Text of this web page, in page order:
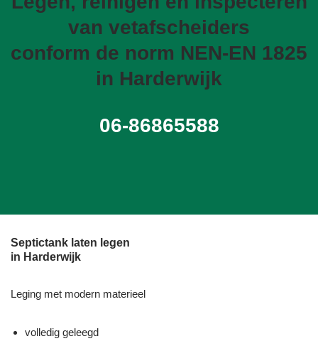
van vetafscheiders
conform de norm NEN-EN 1825
in Harderwijk
06-86865588
Septictank laten legen
in Harderwijk
Leging met modern materieel
volledig geleegd